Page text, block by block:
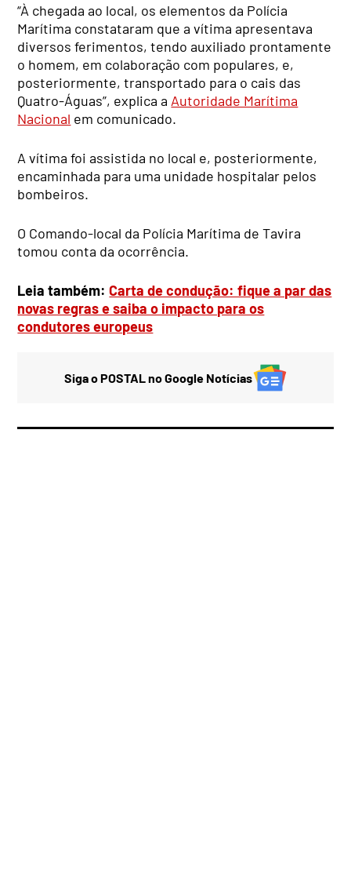
“À chegada ao local, os elementos da Polícia
Marítima constataram que a vítima apresentava
diversos ferimentos, tendo auxiliado prontamente
o homem, em colaboração com populares, e,
posteriormente, transportado para o cais das
Quatro-Águas”, explica a Autoridade Marítima
Nacional em comunicado.
A vítima foi assistida no local e, posteriormente,
encaminhada para uma unidade hospitalar pelos
bombeiros.
O Comando-local da Polícia Marítima de Tavira
tomou conta da ocorrência.
Leia também:Carta de condução: fique a par das
novas regras e saiba o impacto para os
condutores europeus
Siga o POSTAL no Google Notícias